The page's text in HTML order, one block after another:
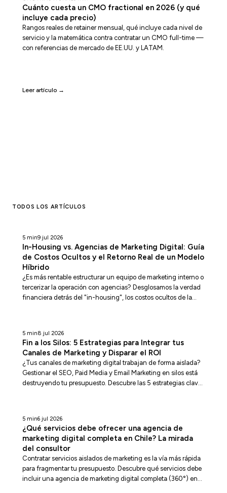
Cuánto cuesta un CMO fractional en 2026 (y qué
incluye cada precio)
Rangos reales de retainer mensual, qué incluye cada nivel de
servicio y la matemática contra contratar un CMO full-time —
con referencias de mercado de EE.UU. y LATAM.
Leer artículo →
TODOS LOS ARTÍCULOS
5 min9 jul 2026
In-Housing vs. Agencias de Marketing Digital: Guía
de Costos Ocultos y el Retorno Real de un Modelo
Híbrido
¿Es más rentable estructurar un equipo de marketing interno o
tercerizar la operación con agencias? Desglosamos la verdad
financiera detrás del "in-housing", los costos ocultos de la
5 min8 jul 2026
Fin a los Silos: 5 Estrategias para Integrar tus
Canales de Marketing y Disparar el ROI
¿Tus canales de marketing digital trabajan de forma aislada?
Gestionar el SEO, Paid Media y Email Marketing en silos está
destruyendo tu presupuesto. Descubre las 5 estrategias clave
5 min6 jul 2026
¿Qué servicios debe ofrecer una agencia de
marketing digital completa en Chile? La mirada
del consultor
Contratar servicios aislados de marketing es la vía más rápida
para fragmentar tu presupuesto. Descubre qué servicios debe
incluir una agencia de marketing digital completa (360°) en